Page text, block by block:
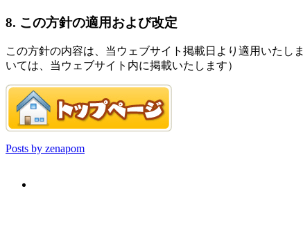
8. この方針の適用および改定
この方針の内容は、当ウェブサイト掲載日より適用いた
いては、当ウェブサイト内に掲載いたします）
Posts by zenapom